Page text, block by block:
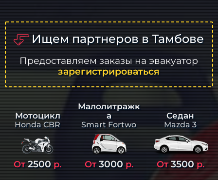
Ищем партнеров в Тамбове
Предоставляем заказы на эвакуатор
зарегистрироваться
Мотоцикл
Honda CBR
От2500р.
Малолитражк
а
Smart Fortwo
От3000р.
Седан
Mazda 3
От3500р.